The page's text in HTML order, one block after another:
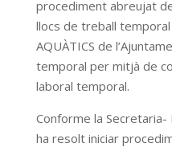
procediment abreujat
llocs de treball temporal
AQUÀTICS de
temporal per mitjà de
laboral temporal.
Conforme la Secretaria-
ha resolt iniciar